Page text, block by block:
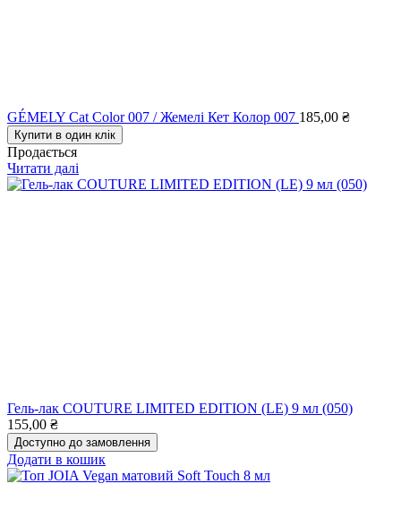
GÉMELY Cat Color 007 / Жемелі Кет Колор 007 185,00 ₴
Купити в один клік
Продається
Читати далі
Гель-лак COUTURE LIMITED EDITION (LE) 9 мл (050)
155,00 ₴
Доступно до замовлення
Додати в кошик